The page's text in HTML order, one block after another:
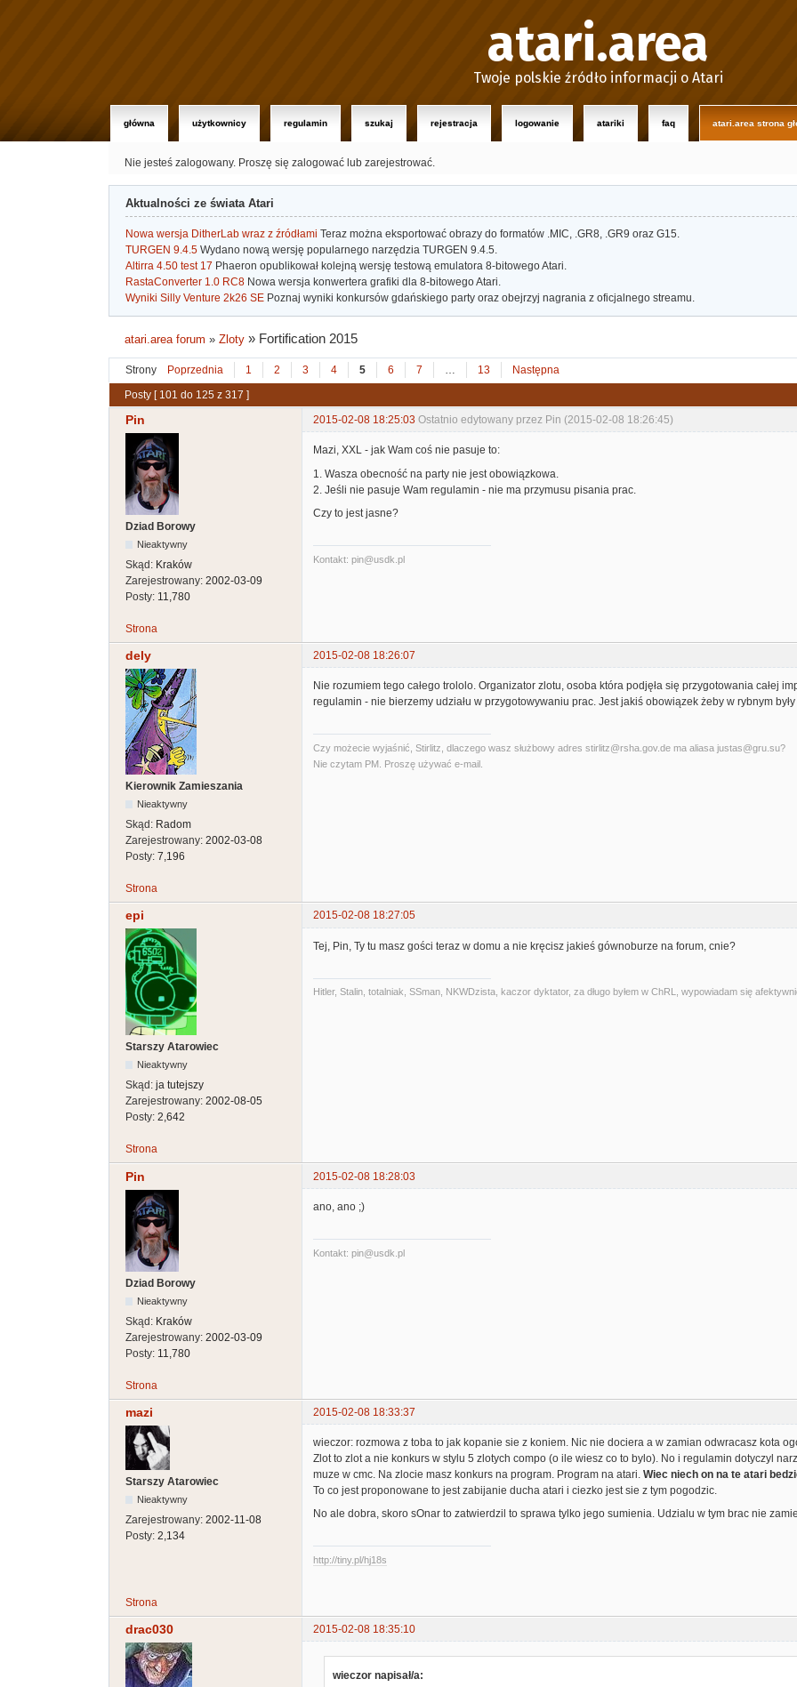
atari.area
Twoje polskie źródło informacji o Atari
główna użytkownicy regulamin szukaj rejestracja logowanie atariki faq atari.area strona
Nie jesteś zalogowany. Proszę się zalogować lub zarejestrować.
Aktualności ze świata Atari
Nowa wersja DitherLab wraz z źródłami Teraz można eksportować obrazy do formatów .MIC, .GR8, .GR9 oraz G15.
TURGEN 9.4.5 Wydano nową wersję popularnego narzędzia TURGEN 9.4.5.
Altirra 4.50 test 17 Phaeron opublikował kolejną wersję testową emulatora 8-bitowego Atari.
RastaConverter 1.0 RC8 Nowa wersja konwertera grafiki dla 8-bitowego Atari.
Wyniki Silly Venture 2k26 SE Poznaj wyniki konkursów gdańskiego party oraz obejrzyj nagrania z oficjalnego streamu.
atari.area forum »Zloty » Fortification 2015
Strony Poprzednia 1 2 3 4 5 6 7 … 13 Następna
Posty [ 101 do 125 z 317 ]
Pin 2015-02-08 18:25:03 Ostatnio edytowany przez Pin (2015-02-08 18:26:45)
Dziad Borowy
Nieaktywny
Skąd: Kraków
Zarejestrowany: 2002-03-09
Posty: 11,780
Mazi, XXL - jak Wam coś nie pasuje to:
1. Wasza obecność na party nie jest obowiązkowa.
2. Jeśli nie pasuje Wam regulamin - nie ma przymusu pisania prac.
Czy to jest jasne?
Kontakt: pin@usdk.pl
Strona
dely 2015-02-08 18:26:07
Kierownik Zamieszania
Nieaktywny
Skąd: Radom
Zarejestrowany: 2002-03-08
Posty: 7,196
Nie rozumiem tego całego trololo. Organizator zlotu, osoba która podjęła się przygotowania całej
regulamin - nie bierzemy udziału w przygotowywaniu prac. Jest jakiś obowiązek żeby w rybnym
Czy możecie wyjaśnić, Stirlitz, dlaczego wasz służbowy adres stirlitz@rsha.gov.de ma aliasa justas@gru.su?
Nie czytam PM. Proszę używać e-mail.
Strona
epi 2015-02-08 18:27:05
Starszy Atarowiec
Nieaktywny
Skąd: ja tutejszy
Zarejestrowany: 2002-08-05
Posty: 2,642
Tej, Pin, Ty tu masz gości teraz w domu a nie kręcisz jakieś gównoburze na forum, cnie?
Hitler, Stalin, totalniak, SSman, NKWDzista, kaczor dyktator, za długo byłem w ChRL, wypowiadam się
Strona
Pin 2015-02-08 18:28:03
Dziad Borowy
Nieaktywny
Skąd: Kraków
Zarejestrowany: 2002-03-09
Posty: 11,780
ano, ano ;)
Kontakt: pin@usdk.pl
Strona
mazi 2015-02-08 18:33:37
Starszy Atarowiec
Nieaktywny
Zarejestrowany: 2002-11-08
Posty: 2,134
wieczor: rozmowa z toba to jak kopanie sie z koniem. Nic nie dociera a w zamian odwracasz kota
Zlot to zlot a nie konkurs w stylu 5 zlotych compo (o ile wiesz co to bylo). No i regulamin dotyczyl
muze w cmc. Na zlocie masz konkurs na program. Program na atari. Wiec niech on na te atari
To co jest proponowane to jest zabijanie ducha atari i ciezko jest sie z tym pogodzic.
No ale dobra, skoro sOnar to zatwierdzil to sprawa tylko jego sumienia. Udzialu w tym brac nie
http://tiny.pl/hj18s
Strona
drac030 2015-02-08 18:35:10
wieczor napisał/a: